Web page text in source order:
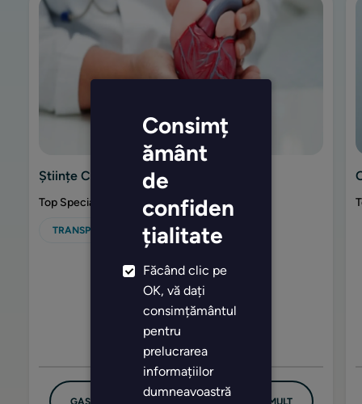
Științe Cardiace
Top Specialități Și Proceduri
TRANSPLANT DE INIMĂ
Consimț
ământ
de
confiden
țialitate
Făcând clic pe
OK, vă dați
consimțământul
pentru
prelucrarea
informațiilor
dumneavoastră